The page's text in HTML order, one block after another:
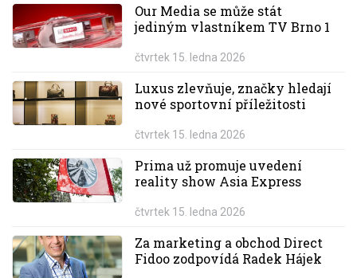
Our Media se může stát
jediným vlastníkem TV Brno 1
čtvrtek 15. ledna 2026
Luxus zlevňuje, značky hledají
nové sportovní příležitosti
čtvrtek 15. ledna 2026
Prima už promuje uvedení
reality show Asia Express
čtvrtek 15. ledna 2026
Za marketing a obchod Direct
Fidoo zodpovídá Radek Hájek